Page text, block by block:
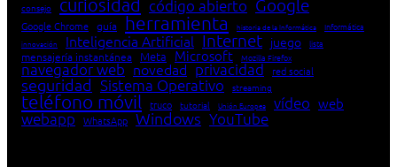
consejo
curiosidad código abierto Google
Google Chrome guía herramienta historia de la Informática Informática
innovación Inteligencia Artificial Internet juego lista
mensajería instantánea Meta Microsoft Mozilla Firefox
navegador web novedad privacidad red social
seguridad Sistema Operativo streaming
teléfono móvil truco tutorial Unión Europea vídeo web
webapp WhatsApp Windows YouTube